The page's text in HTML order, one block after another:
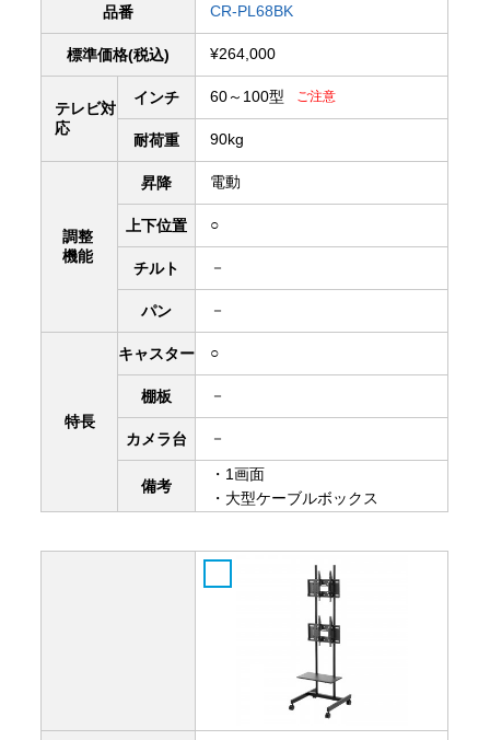
品番 CR-PL68BK
標準価格(税込) ¥264,000
テレビ対
応
インチ 60～100型 ご注意
耐荷重 90kg
調整
機能
昇降 電動
上下位置 ○
チルト －
パン －
特長
キャスター ○
棚板 －
カメラ台 －
備考
・1画面
・大型ケーブルボックス